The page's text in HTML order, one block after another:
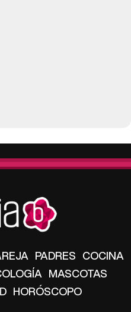
PADRES COCINA
MASCOTAS
HORÓSCOPO